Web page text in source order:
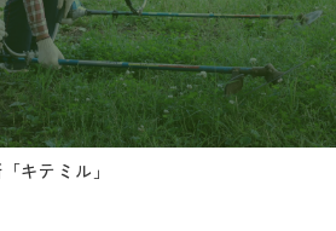
キテミル」